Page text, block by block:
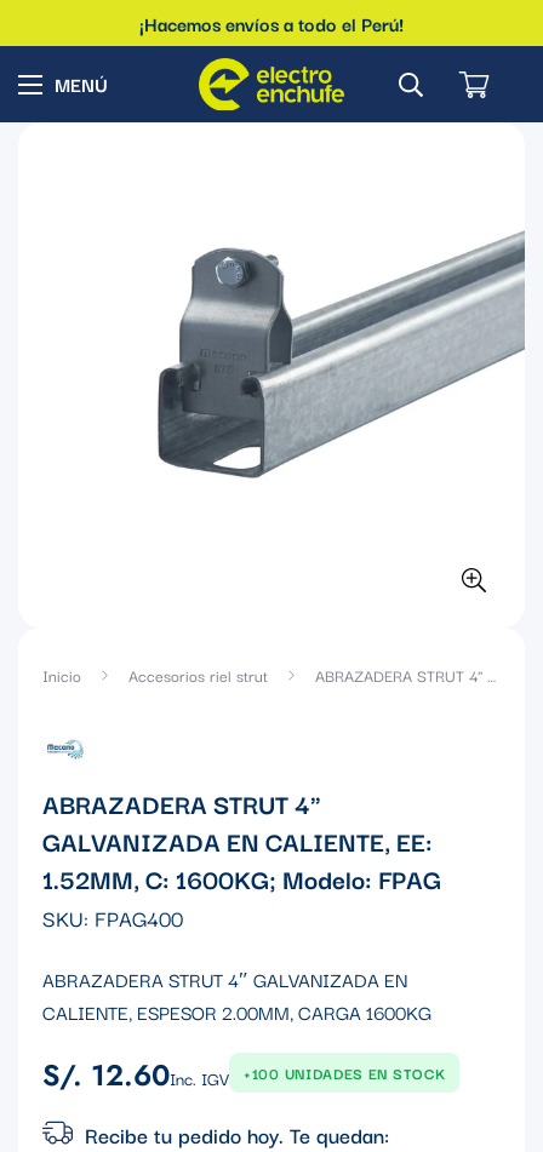
¡Hacemos envíos a todo el Perú!
Inicio Accesorios riel strut ABRAZADERA STRUT 4" GALVANIZADA EN CALIENTE, EE: 1.52MM, C: 1600KG; Modelo: FPAG
ABRAZADERA STRUT 4"
GALVANIZADA EN CALIENTE, EE:
1.52MM, C: 1600KG; Modelo: FPAG
SKU: FPAG400
ABRAZADERA STRUT 4″ GALVANIZADA EN
CALIENTE, ESPESOR 2.00MM, CARGA 1600KG
Precio
S/. 12.60Inc. IGV +100 UNIDADES EN STOCK
Recibe tu pedido hoy. Te quedan: